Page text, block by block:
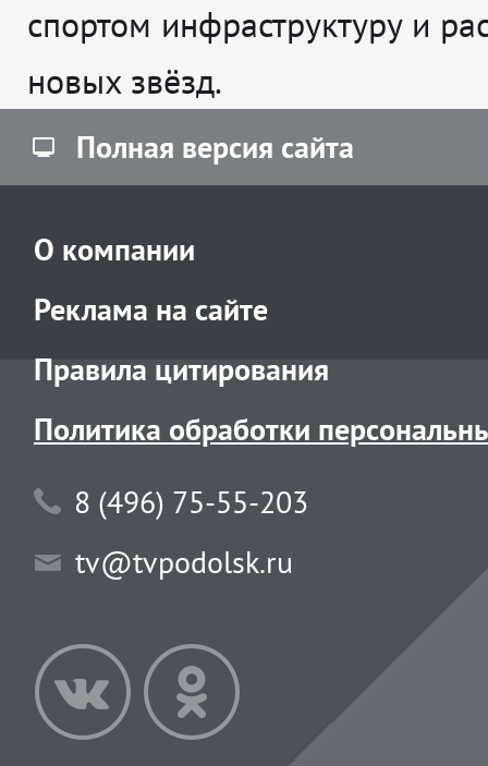
спортом инфраструктуру и
новых звёзд.
Полная версия сайта
О компании
Реклама на сайте
Правила цитирования
Политика обработки
8 (496) 75-55-203
tv@tvpodolsk.ru